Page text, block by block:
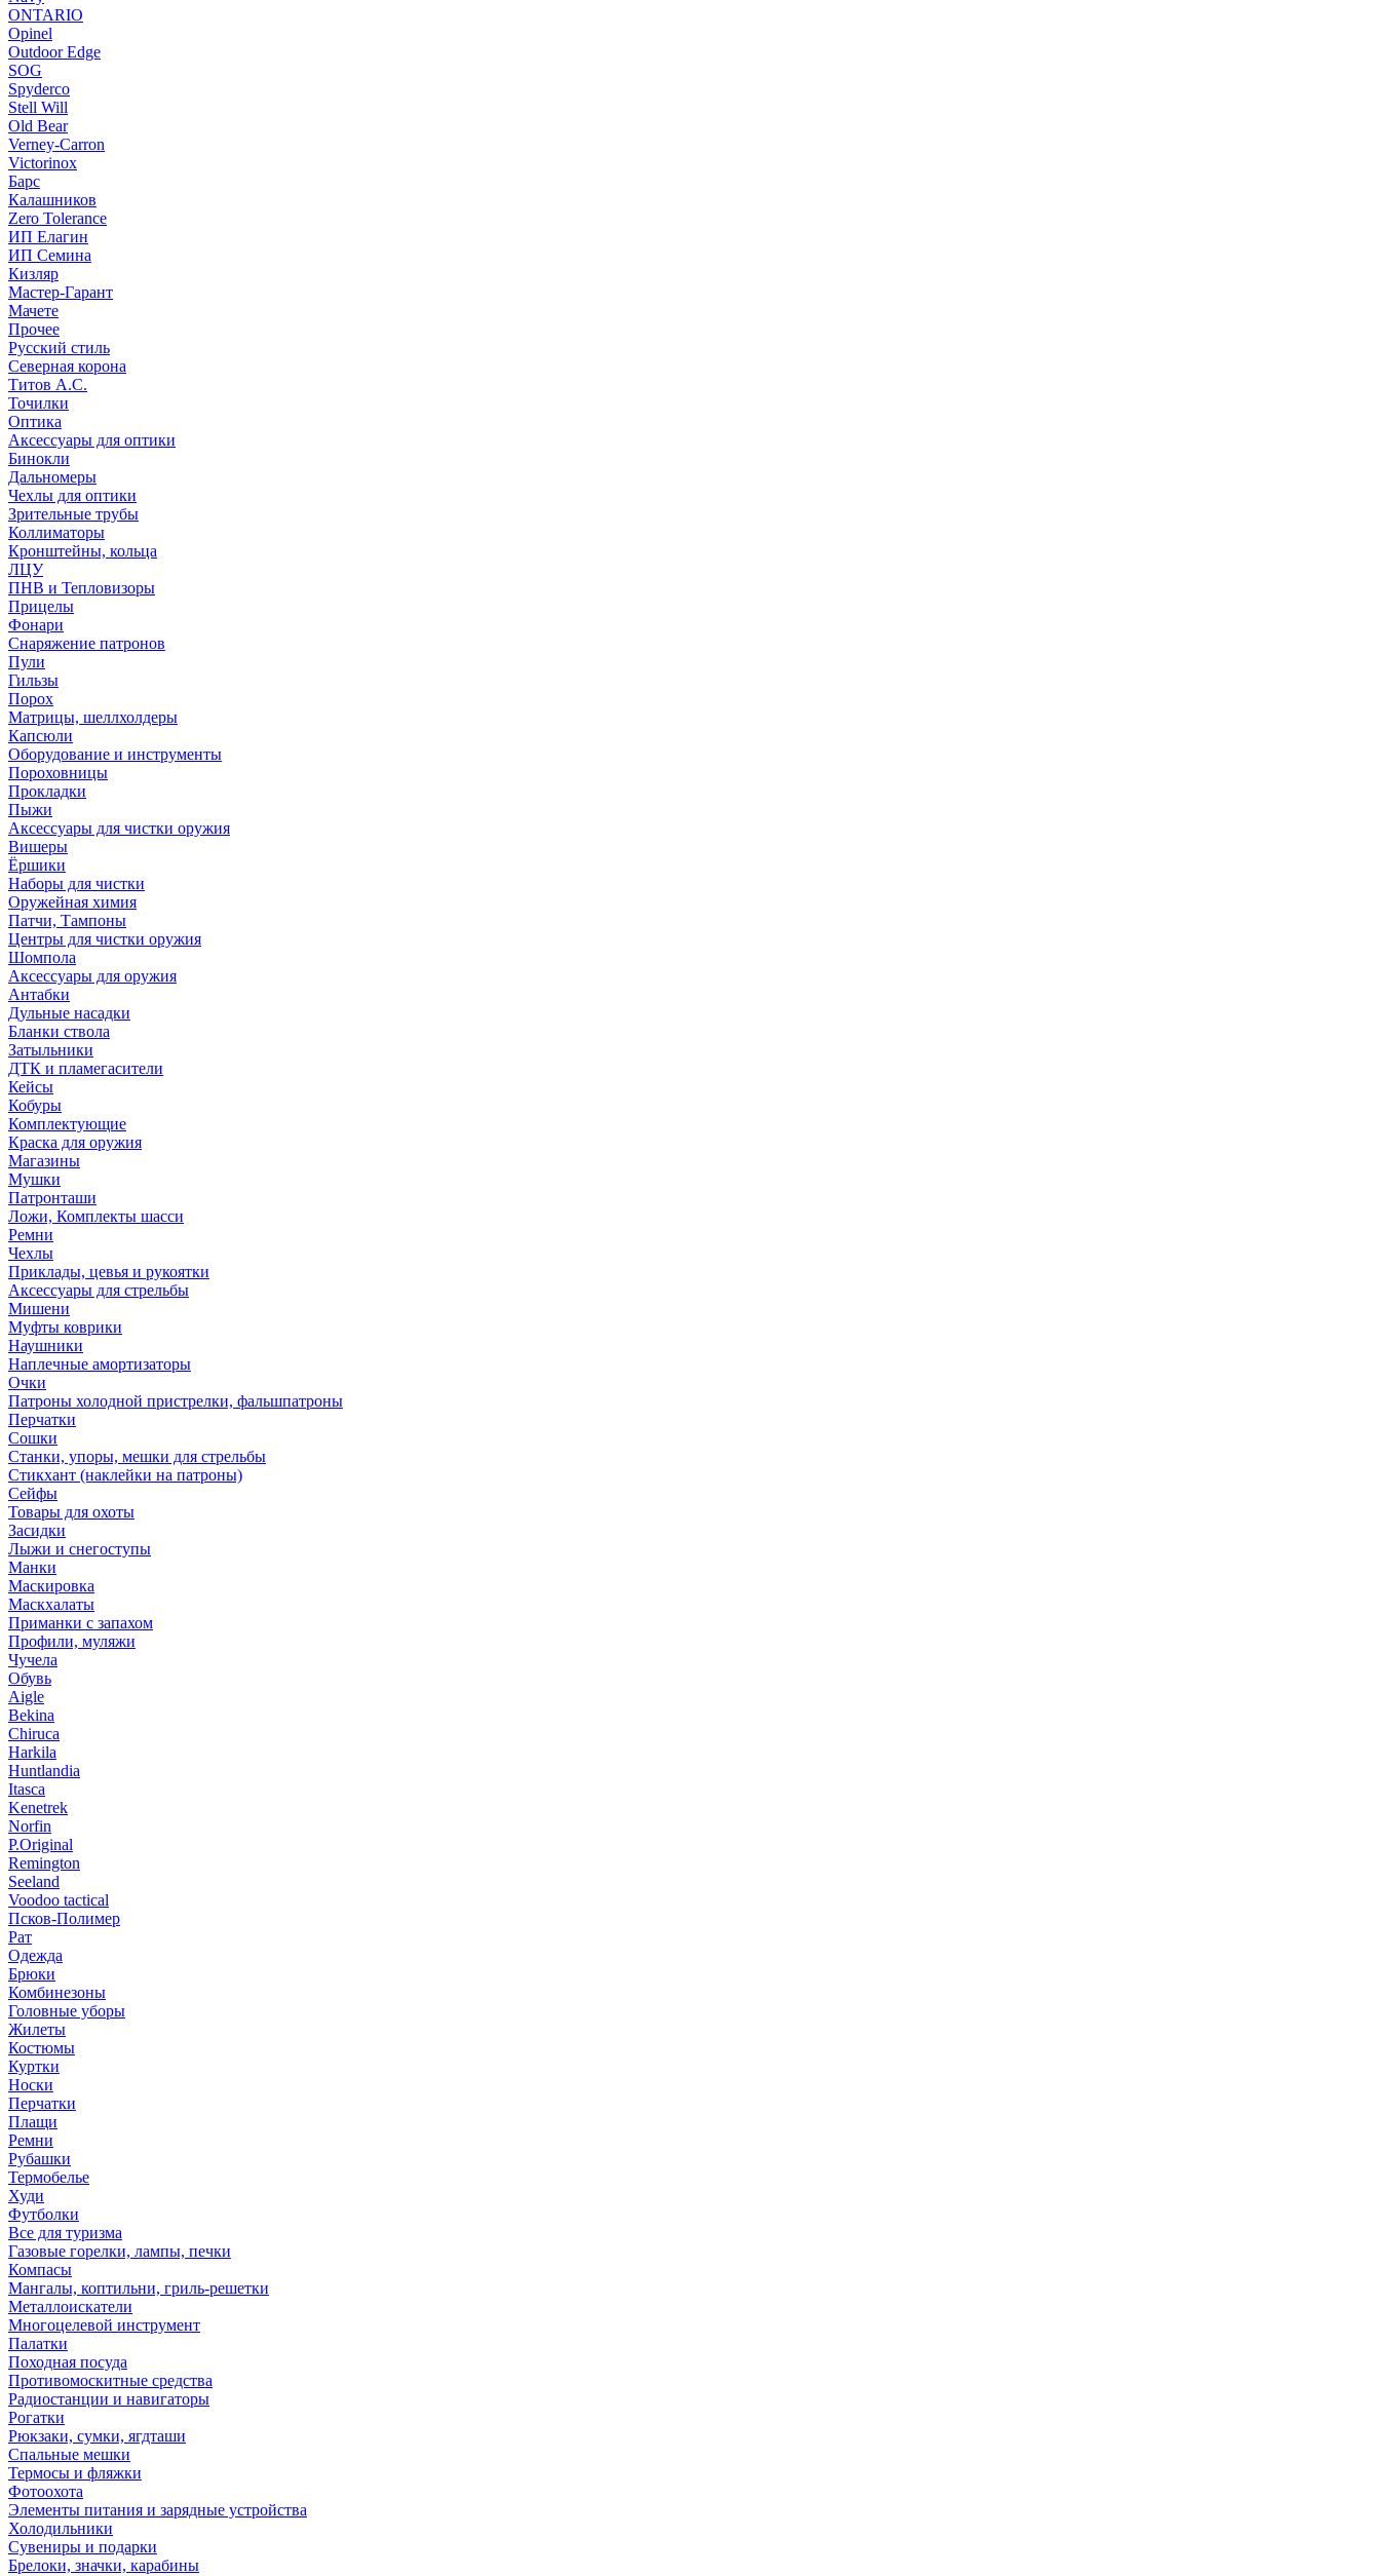
ONTARIO
Opinel
Outdoor Edge
SOG
Spyderco
Stell Will
Old Bear
Verney-Carron
Victorinox
Барс
Калашников
Zero Tolerance
ИП Елагин
ИП Семина
Кизляр
Мастер-Гарант
Мачете
Прочее
Русский стиль
Северная корона
Титов А.С.
Точилки
Оптика
Аксессуары для оптики
Бинокли
Дальномеры
Чехлы для оптики
Зрительные трубы
Коллиматоры
Кронштейны, кольца
ЛЦУ
ПНВ и Тепловизоры
Прицелы
Фонари
Снаряжение патронов
Пули
Гильзы
Порох
Матрицы, шеллхолдеры
Капсюли
Оборудование и инструменты
Пороховницы
Прокладки
Пыжи
Аксессуары для чистки оружия
Вишеры
Ёршики
Наборы для чистки
Оружейная химия
Патчи, Тампоны
Центры для чистки оружия
Шомпола
Аксессуары для оружия
Антабки
Дульные насадки
Бланки ствола
Затыльники
ДТК и пламегасители
Кейсы
Кобуры
Комплектующие
Краска для оружия
Магазины
Мушки
Патронташи
Ложи, Комплекты шасси
Ремни
Чехлы
Приклады, цевья и рукоятки
Аксессуары для стрельбы
Мишени
Муфты коврики
Наушники
Наплечные амортизаторы
Очки
Патроны холодной пристрелки, фальшпатроны
Перчатки
Сошки
Станки, упоры, мешки для стрельбы
Стикхант (наклейки на патроны)
Сейфы
Товары для охоты
Засидки
Лыжи и снегоступы
Манки
Маскировка
Маскхалаты
Приманки с запахом
Профили, муляжи
Чучела
Обувь
Aigle
Bekina
Chiruсa
Harkila
Huntlandia
Itasca
Kenetrek
Norfin
P.Original
Remington
Seeland
Voodoo tactical
Псков-Полимер
Рат
Одежда
Брюки
Комбинезоны
Головные уборы
Жилеты
Костюмы
Куртки
Носки
Перчатки
Плащи
Ремни
Рубашки
Термобелье
Худи
Футболки
Все для туризма
Газовые горелки, лампы, печки
Компасы
Мангалы, коптильни, гриль-решетки
Металлоискатели
Многоцелевой инструмент
Палатки
Походная посуда
Противомоскитные средства
Радиостанции и навигаторы
Рогатки
Рюкзаки, сумки, ягдташи
Спальные мешки
Термосы и фляжки
Фотоохота
Элементы питания и зарядные устройства
Холодильники
Сувениры и подарки
Брелоки, значки, карабины